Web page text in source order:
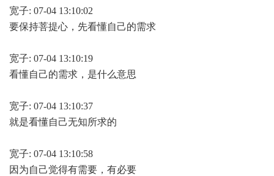
宽子: 07-04 13:10:02
要保持菩提心，先看懂自己的需求
宽子: 07-04 13:10:19
看懂自己的需求，是什么意思
宽子: 07-04 13:10:37
就是看懂自己无知所求的
宽子: 07-04 13:10:58
因为自己觉得有需要，有必要